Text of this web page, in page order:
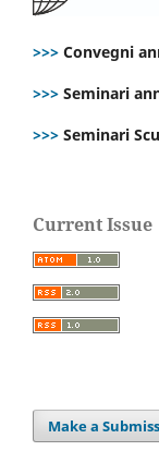
>>> Convegni
>>> Seminari
>>> Seminari
Current Issue
Make a